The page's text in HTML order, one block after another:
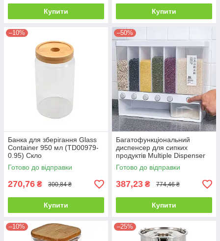
Купити Купити
–10%
Банка для зберігання Glass
Container 950 мл (TD00979-
0.95) Скло
Готово до відправки
270,76 ₴ 300,84 ₴
Купити
–50%
Багатофункціональний
диспенсер для сипких
продуктів Multiple Dispenser
Готово до відправки
387,23 ₴ 774,46 ₴
Купити
–10% –25%